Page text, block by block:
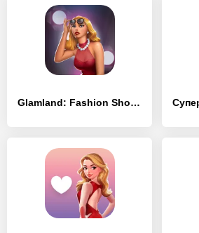
Glamland: Fashion Show, Dress Up Competition Game